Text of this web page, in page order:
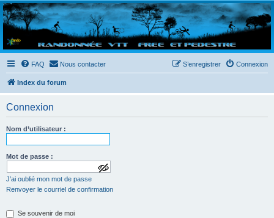
Randovttfree.fr
Bienvenue sur le site des randos vtt et pédestre de Bretagne . Bonne navigation sur le site
et bonnes randos dans l'Ouest !
FAQ Nous contacter Connexion
S’enregistrer
Index du forum
Connexion
Nom d’utilisateur :
Mot de passe :
a
f
J’ai oublié mon mot de passe
Renvoyer le courriel de confirmation
Se souvenir de moi